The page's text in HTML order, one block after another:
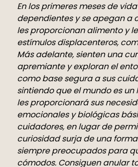
En los primeres meses de
dependientes y se apegan a
les proporcionan alimento y
estímulos displacenteros,
Más adelante, sienten una
apremiante y exploran el
como base segura a sus
sintiendo que el mundo es
les proporcionará sus
emocionales y biológicas
cuidadores, en lugar de
curiosidad surja de una
siempre preocupados para
cómodos. Consiguen anular